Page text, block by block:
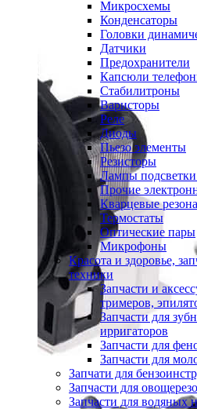
Микросхемы
Конденсаторы
Головки
Датчики
Предохранители
Капсюли
Стабилитроны
Варисторы
Реле
Диоды
Пьезо элементы
Резисторы
Лампы
Прочие
Кварцевые
Термостаты
Оптические пары
Микрофоны
Красота и здоровье,
техники
Запчасти и
тримеров,
Запчасти для
ирригаторов
Запчасти для
Запчасти для
Запчати для
Запчасти для
Запчасти для водяных